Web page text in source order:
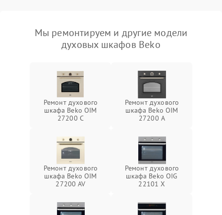
Мы ремонтируем и другие модели
духовых шкафов Beko
Ремонт духового
шкафа Beko OIM
27200 C
Ремонт духового
шкафа Beko OIM
27200 A
Ремонт духового
шкафа Beko OIM
27200 AV
Ремонт духового
шкафа Beko OIG
22101 X